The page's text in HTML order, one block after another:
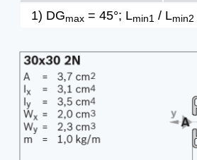
1) DGmax = 45°; Lmin1 / Lmin2